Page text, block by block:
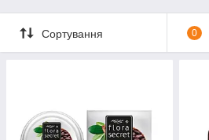
Сортування 0